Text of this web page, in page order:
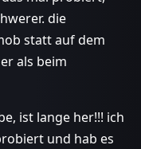
die
statt auf dem
als beim
ist lange her!!! ich
und hab es